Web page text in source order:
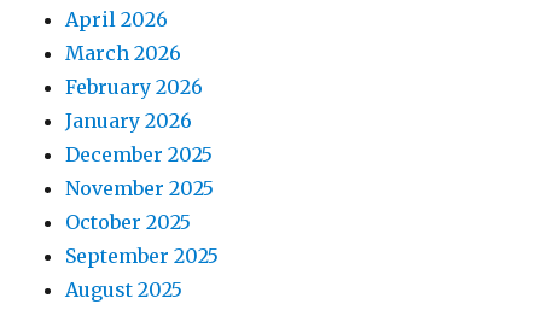
April 2026
March 2026
February 2026
January 2026
December 2025
November 2025
October 2025
September 2025
August 2025